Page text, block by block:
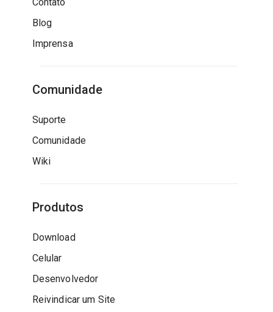
Blog
Imprensa
Comunidade
Suporte
Comunidade
Wiki
Produtos
Download
Celular
Desenvolvedor
Reivindicar um Site